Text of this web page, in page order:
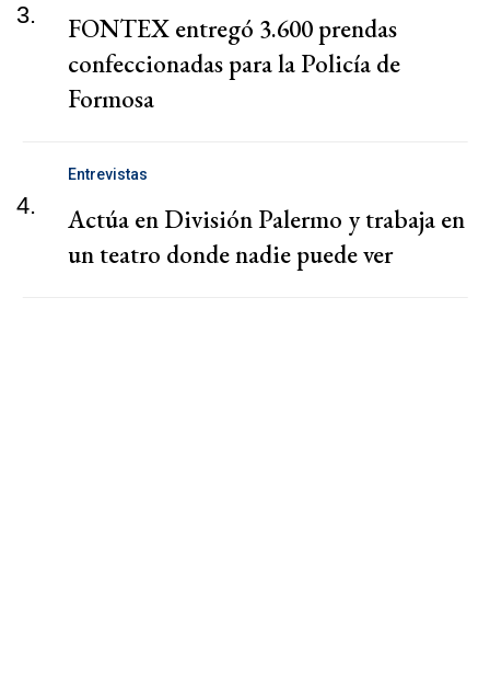
3.
FONTEX entregó 3.600 prendas
confeccionadas para la Policía de
Formosa
4.
Entrevistas
Actúa en División Palermo y trabaja en
un teatro donde nadie puede ver